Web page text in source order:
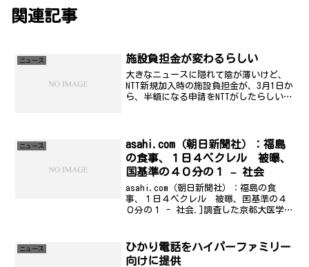
関連記事
ニュース 施設負担金が変わるらしい
大きなニュースに隠れて陰が薄いけど、
NTT新規加入時の施設負担金が、3月1日か
ら、半額になる申請をNTTがしたらしい。
＞（現行）72,...
ニュース
asahi.com（朝日新聞社）：福島
の食事、１日４ベクレル 被曝、
国基準の４０分の１ – 社会
asahi.com（朝日新聞社）：福島の食
事、１日４ベクレル 被曝、国基準の４
０分の１ - 社会.]調査した京都大医学研
どのレベルではなかった」と話してい
る。ホントかな...
ニュース
ひかり電話をハイパーファミリー
向けに提供